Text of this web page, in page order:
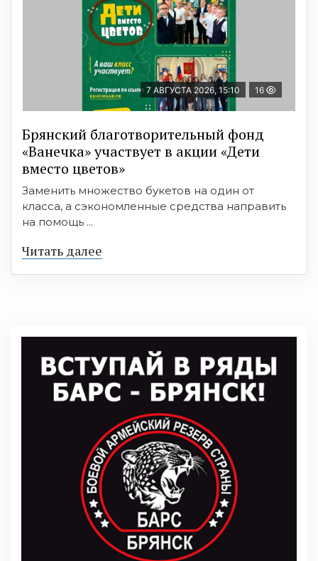
7 АВГУСТА 2026, 15:10 16
Брянский благотворительный фонд
«Ванечка» участвует в акции «Дети
вместо цветов»
Заменить множество букетов на один от
класса, а сэкономленные средства направить
на помощь ...
Читать далее